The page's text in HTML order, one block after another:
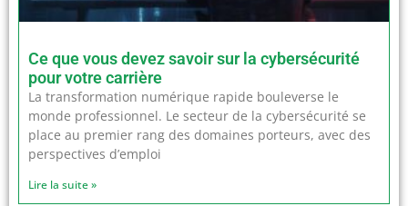
Ce que vous devez savoir sur la cybersécurité
pour votre carrière
La transformation numérique rapide bouleverse le
monde professionnel. Le secteur de la cybersécurité se
place au premier rang des domaines porteurs, avec des
perspectives d’emploi
Lire la suite »